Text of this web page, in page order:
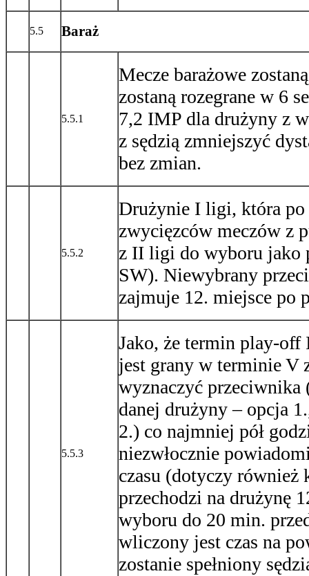
5.5 Baraż
5.5.1
Mecze barażowe
zostaną rozegrane w 6
7,2 IMP dla drużyny z
z sędzią zmniejszyć
bez zmian.
5.5.2
Drużynie I ligi, która po
zwycięzców meczów z
z II ligi do wyboru jako
SW). Niewybrany
zajmuje 12. miejsce po
5.5.3
Jako, że termin play-
jest grany w terminie V
wyznaczyć przeciwnika
danej drużyny – opcja
2.) co najmniej pół
niezwłocznie
czasu (dotyczy
przechodzi na drużynę
wyboru do 20 min.
wliczony jest czas na
zostanie spełniony